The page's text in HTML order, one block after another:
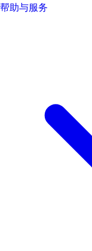
帮助与服务